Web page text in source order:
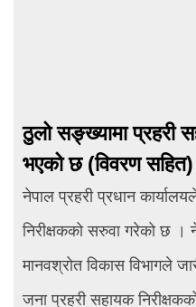
ठुलो सङ्ख्यामा प्रहरी
भएको छ (विवरण सहित)
नेपाल प्रहरी प्रधान
निरीक्षकको सरुवा गरेको छ ।
मानवश्रोत विकास विभागले
जना प्रहरी सहायक